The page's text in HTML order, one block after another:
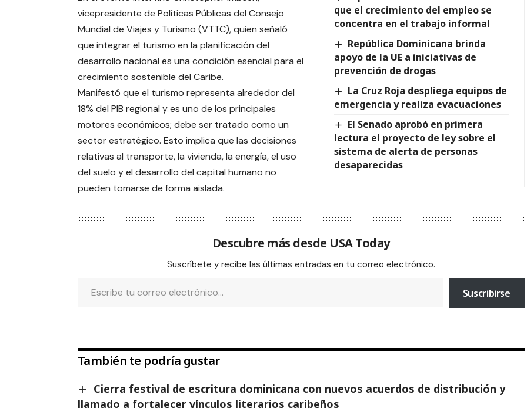
que el crecimiento del empleo se
concentra en el trabajo informal
República Dominicana brinda
apoyo de la UE a iniciativas de
prevención de drogas
La Cruz Roja despliega equipos de
emergencia y realiza evacuaciones
El Senado aprobó en primera
lectura el proyecto de ley sobre el
sistema de alerta de personas
desaparecidas
vicepresidente de Políticas Públicas del Consejo
Mundial de Viajes y Turismo (VTTC), quien señaló
que integrar el turismo en la planificación del
desarrollo nacional es una condición esencial para el
crecimiento sostenible del Caribe.
Manifestó que el turismo representa alrededor del
18% del PIB regional y es uno de los principales
motores económicos; debe ser tratado como un
sector estratégico. Esto implica que las decisiones
relativas al transporte, la vivienda, la energía, el uso
del suelo y el desarrollo del capital humano no
pueden tomarse de forma aislada.
Descubre más desde USA Today
Suscríbete y recibe las últimas entradas en tu correo electrónico.
Suscribirse
También te podría gustar
Cierra festival de escritura dominicana con nuevos acuerdos de distribución y
llamado a fortalecer vínculos literarios caribeños